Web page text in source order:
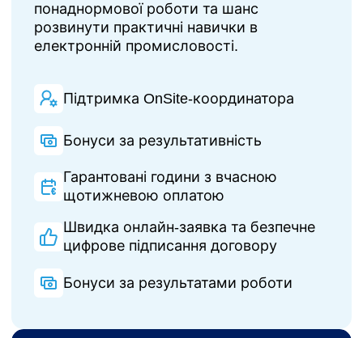
понаднормової роботи та шанс
розвинути практичні навички в
електронній промисловості.
Підтримка OnSite-координатора
Бонуси за результативність
Гарантовані години з вчасною
щотижневою оплатою
Швидка онлайн-заявка та безпечне
цифрове підписання договору
Бонуси за результатами роботи